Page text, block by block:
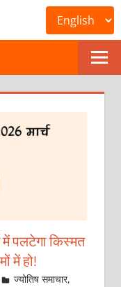
में पलटेगा किस्मत
में हो!
ज्योतिष समाचार,